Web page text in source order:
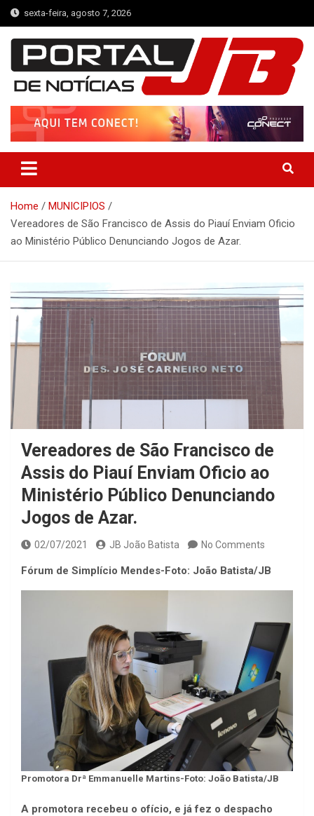
Skip
to
content
sexta-feira, agosto 7, 2026
Portal de Notícias JB
Notícias de Simplício Mendes e Região
Home
MUNICIPIOS
Vereadores de São Francisco de Assis do Piauí Enviam Oficio
ao Ministério Público Denunciando Jogos de Azar.
Vereadores de São Francisco de
Assis do Piauí Enviam Oficio ao
Ministério Público Denunciando
Jogos de Azar.
02/07/2021 JB João Batista No Comments
Fórum de Simplício Mendes-Foto: João Batista/JB
Promotora Drª Emmanuelle Martins-Foto: João Batista/JB
A promotora recebeu o ofício, e já fez o despacho